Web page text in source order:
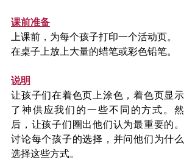
课前准备
上课前，为每个孩子打印一个活动页。
在桌子上放上大量的蜡笔或彩色铅笔。
说明
让孩子们在着色页上涂色，着色页显示
了神供应我们的一些不同的方式。然
后，让孩子们圈出他们认为最重要的。
讨论每个孩子的选择，并问他们为什么
选择这些方式。